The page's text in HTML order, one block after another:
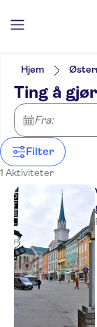
Filters
NO-
Alternativer
Lokalt
Hjem
Ting å
Fra:
Filter
1 Aktiviteter